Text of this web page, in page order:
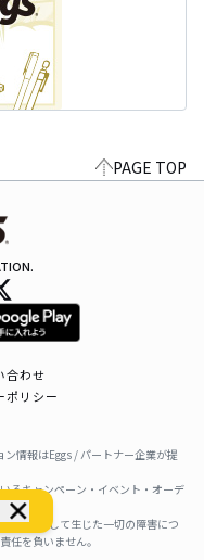
PAGE TOP
合わせ
ポリシー
情報はEggs / パートナー企業が提
るキャンペーン・イベント・オーデ
を利用して生じた一切の障害につ
任を負いません。